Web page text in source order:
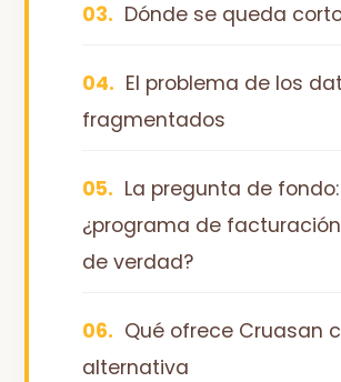
Dónde se queda
El problema de los
fragmentados
La pregunta de fondo:
¿programa de
de verdad?
Qué ofrece Cruasan
alternativa